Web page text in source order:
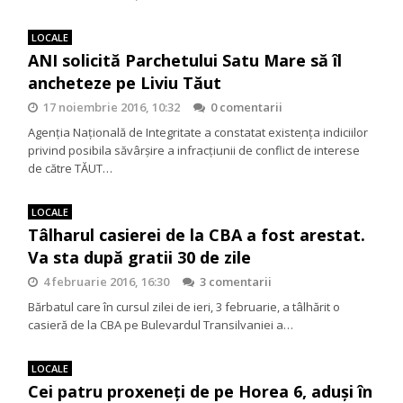
LOCALE
ANI solicită Parchetului Satu Mare să îl
ancheteze pe Liviu Tăut
17 noiembrie 2016, 10:32
0 comentarii
Agenția Națională de Integritate a constatat existența indiciilor
privind posibila săvârșire a infracțiunii de conflict de interese
de către TĂUT…
LOCALE
Tâlharul casierei de la CBA a fost arestat.
Va sta după gratii 30 de zile
4 februarie 2016, 16:30
3 comentarii
Bărbatul care în cursul zilei de ieri, 3 februarie, a tâlhărit o
casieră de la CBA pe Bulevardul Transilvaniei a…
LOCALE
Cei patru proxeneți de pe Horea 6, aduși în